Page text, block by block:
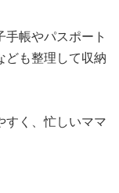
帳やパスポート
ども整理して収納
すく、忙しいママ